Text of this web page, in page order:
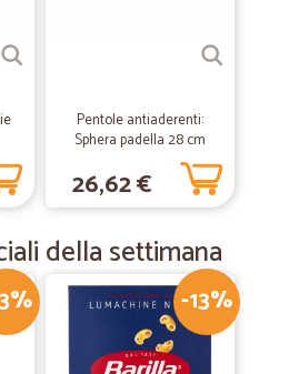
12/09/2019
D.
e…
04/04/2019
C.
ottima.
Pentole antiaderenti:
Sphera padella 28 cm
26,62 €
della settimana
-13%